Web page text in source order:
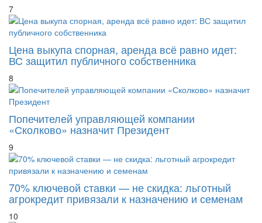
7
Цена выкупа спорная, аренда всё равно идет:
ВС защитил публичного собственника
8
Попечителей управляющей компании
«Сколково» назначит Президент
9
70% ключевой ставки — не скидка: льготный
агрокредит привязали к назначению и семенам
10